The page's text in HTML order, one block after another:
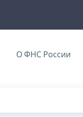
О ФНС России